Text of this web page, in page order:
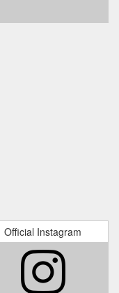
Official Instagram